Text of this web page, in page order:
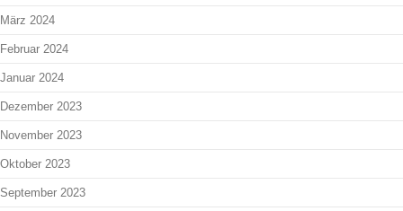
März 2024
Februar 2024
Januar 2024
Dezember 2023
November 2023
Oktober 2023
September 2023